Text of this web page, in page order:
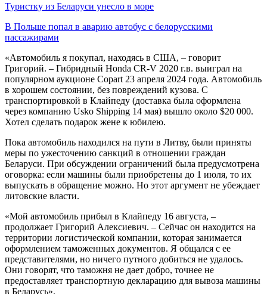
Туристку из Беларуси унесло в море
В Польше попал в аварию автобус с белорусскими
пассажирами
«Автомобиль я покупал, находясь в США, – говорит
Григорий. – Гибридный Honda CR-V 2020 г.в. выиграл на
популярном аукционе Copart 23 апреля 2024 года. Автомобиль
в хорошем состоянии, без повреждений кузова. С
транспортировкой в Клайпеду (доставка была оформлена
через компанию Usko Shipping 14 мая) вышло около $20 000.
Хотел сделать подарок жене к юбилею.
Пока автомобиль находился на пути в Литву, были приняты
меры по ужесточению санкций в отношении граждан
Беларуси. При обсуждении ограничений была предусмотрена
оговорка: если машины были приобретены до 1 июля, то их
выпускать в обращение можно. Но этот аргумент не убеждает
литовские власти.
«Мой автомобиль прибыл в Клайпеду 16 августа, –
продолжает Григорий Алексиевич. – Сейчас он находится на
территории логистической компании, которая занимается
оформлением таможенных документов. Я общался с ее
представителями, но ничего путного добиться не удалось.
Они говорят, что таможня не дает добро, точнее не
предоставляет транспортную декларацию для вывоза машины
в Беларусь».